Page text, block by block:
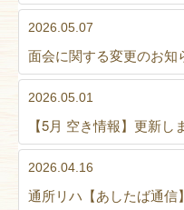
2026.05.07
面会に関する変更のお知
2026.05.01
【5月 空き情報】更新し
2026.04.16
通所リハ【あしたば通信